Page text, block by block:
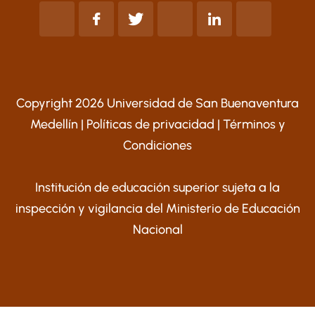
Copyright 2026 Universidad de San Buenaventura
Medellín | Políticas de privacidad | Términos y
Condiciones
Institución de educación superior sujeta a la
inspección y vigilancia del Ministerio de Educación
Nacional